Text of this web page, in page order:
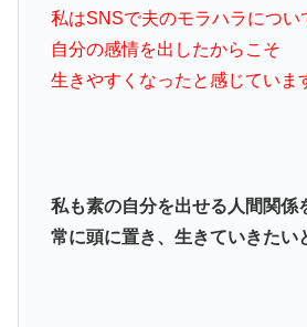
私はSNSで夫のモラハラについ
自分の感情を出したからこそ
生きやすくなったと感じていま
私も素の自分を出せる人間関係
常に頭に置き、生きていきたい